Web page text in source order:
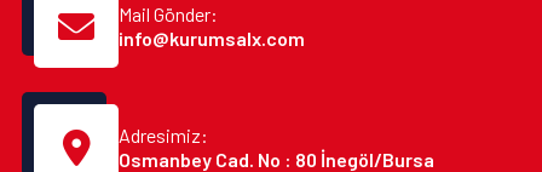
Mail Gönder:
info@kurumsalx.com
Adresimiz:
Osmanbey Cad. No : 80 İnegöl/Bursa